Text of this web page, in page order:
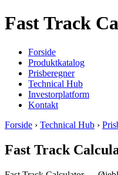
Fast Track
Forside
Produktkatalog
Prisberegner
Technical Hub
Investorplatform
Kontakt
Forside › Technical Hub ›
Fast Track